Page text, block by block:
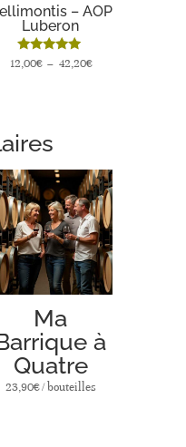
– AOP
Luberon
Note
4.82
12,00€ – 42,20€Plage
42,20€
Ma
à
Quatre
23,90€/ bouteilles